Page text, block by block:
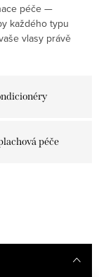
péče —
každého typu
vlasy právě
péče